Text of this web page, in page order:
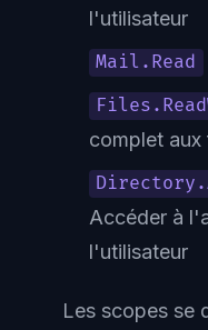
l'utilisateur
Mail.Read
complet aux
Accéder à
l'utilisateur
Les scopes se